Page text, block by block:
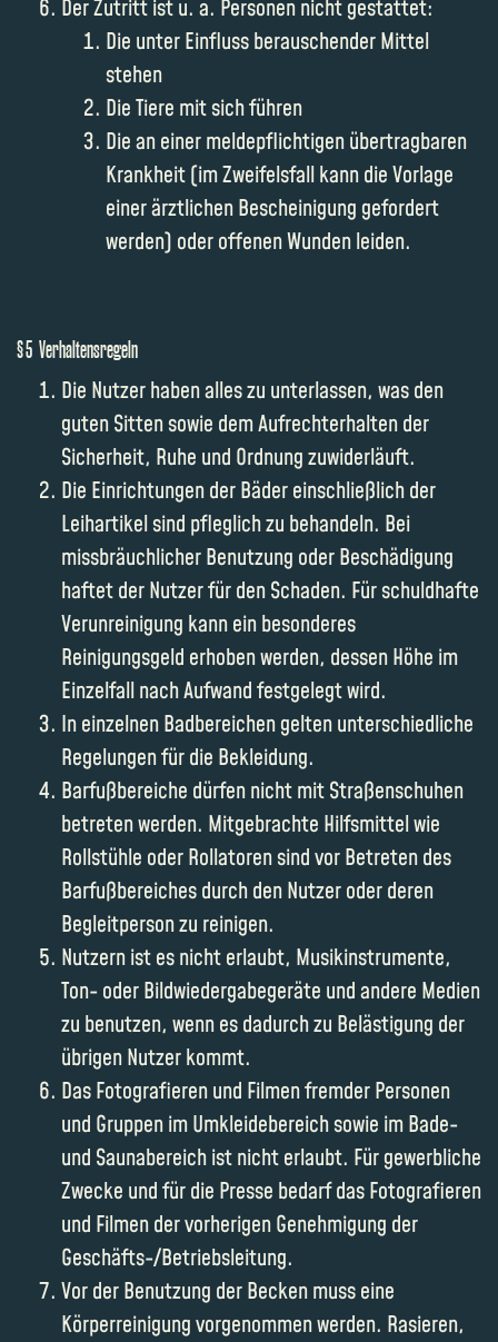
Der Zutritt ist u. a. Personen nicht gestattet:
Die unter Einfluss berauschender Mittel
stehen
Die Tiere mit sich führen
Die an einer meldepflichtigen übertragbaren
Krankheit (im Zweifelsfall kann die Vorlage
einer ärztlichen Bescheinigung gefordert
werden) oder offenen Wunden leiden.
§ 5 Verhaltensregeln
Die Nutzer haben alles zu unterlassen, was den
guten Sitten sowie dem Aufrechterhalten der
Sicherheit, Ruhe und Ordnung zuwiderläuft.
Die Einrichtungen der Bäder einschließlich der
Leihartikel sind pfleglich zu behandeln. Bei
missbräuchlicher Benutzung oder Beschädigung
haftet der Nutzer für den Schaden. Für schuldhafte
Verunreinigung kann ein besonderes
Reinigungsgeld erhoben werden, dessen Höhe im
Einzelfall nach Aufwand festgelegt wird.
In einzelnen Badbereichen gelten unterschiedliche
Regelungen für die Bekleidung.
Barfußbereiche dürfen nicht mit Straßenschuhen
betreten werden. Mitgebrachte Hilfsmittel wie
Rollstühle oder Rollatoren sind vor Betreten des
Barfußbereiches durch den Nutzer oder deren
Begleitperson zu reinigen.
Nutzern ist es nicht erlaubt, Musikinstrumente,
Ton- oder Bildwiedergabegeräte und andere Medien
zu benutzen, wenn es dadurch zu Belästigung der
übrigen Nutzer kommt.
Das Fotografieren und Filmen fremder Personen
und Gruppen im Umkleidebereich sowie im Bade-
und Saunabereich ist nicht erlaubt. Für gewerbliche
Zwecke und für die Presse bedarf das Fotografieren
und Filmen der vorherigen Genehmigung der
Geschäfts-/Betriebsleitung.
Vor der Benutzung der Becken muss eine
Körperreinigung vorgenommen werden. Rasieren,